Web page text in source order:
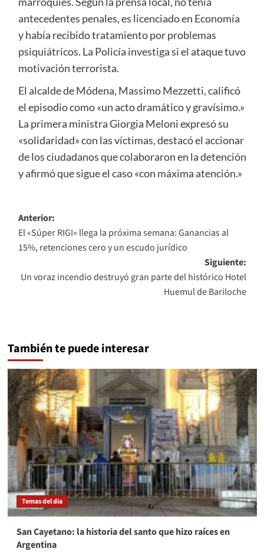
antecedentes penales, es licenciado en Economía
y había recibido tratamiento por problemas
psiquiátricos. La Policía investiga si el ataque tuvo
motivación terrorista.
El alcalde de Módena, Massimo Mezzetti, calificó
el episodio como «un acto dramático y gravísimo.»
La primera ministra Giorgia Meloni expresó su
«solidaridad» con las víctimas, destacó el accionar
de los ciudadanos que colaboraron en la detención
y afirmó que sigue el caso «con máxima atención.»
Navegación
de
entradas
Anterior:
El «Súper RIGI» llega la próxima semana: Ganancias al
15%, retenciones cero y un escudo jurídico
Siguiente:
Un voraz incendio destruyó gran parte del histórico Hotel
Huemul de Bariloche
También te puede interesar
Temas del dia
San Cayetano: la historia del santo que hizo raíces en
Argentina